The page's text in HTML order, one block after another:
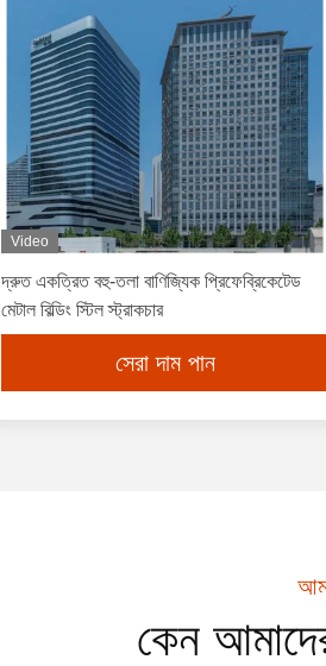
Video
দ্রুত একত্রিত বহু-তলা বাণিজ্যিক প্রিফেব্রিকেটেড
মেটাল বিল্ডিং স্টিল স্ট্রাকচার
সেরা দাম পান
কেন